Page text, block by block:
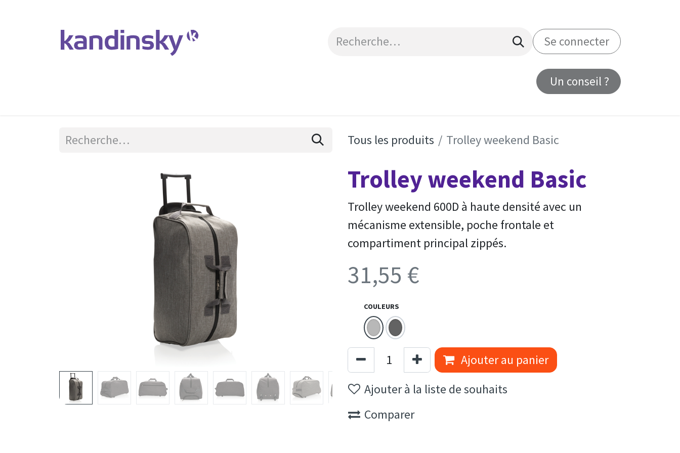
Se connecter
Un conseil ?
Tous les produits Trolley weekend Basic
Trolley weekend Basic
Trolley weekend 600D à haute densité avec un
mécanisme extensible, poche frontale et
compartiment principal zippés.
31,55 €
COULEURS
Ajouter au panier
Ajouter à la liste de souhaits
Comparer